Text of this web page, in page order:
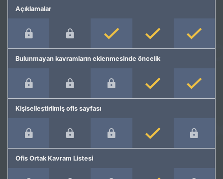
Açıklamalar
Bulunmayan kavramların eklenmesinde öncelik
Kişiselleştirilmiş ofis sayfası
Ofis Ortak Kavram Listesi